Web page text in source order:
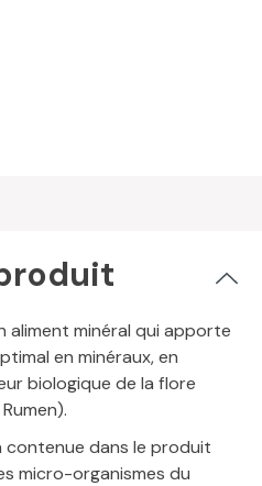
aliment minéral qui apporte
en minéraux, en
biologique de la flore
contenue dans le produit
micro-organismes du